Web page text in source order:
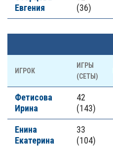
Евгения
(36)
ИГРОК
ИГРЫ
(СЕТЫ)
Фетисова
Ирина
42
(143)
Енина
Екатерина
33
(104)